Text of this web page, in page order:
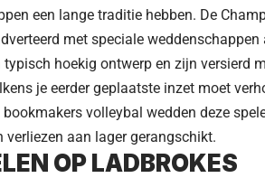
een lange traditie hebben. De
met speciale
hoekig ontwerp en zijn versierd
je eerder geplaatste inzet moet
volleybal wedden deze
verliezen aan lager gerangschikt.
OP LADBROKES